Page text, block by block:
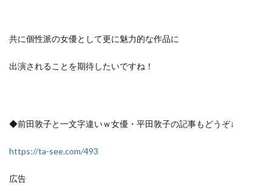
共に個性派の女優として更に魅力的な作品に
出演されることを期待したいですね！
◆前田敦子と一文字違いｗ女優・平田敦子の記事もどうぞ↓
https://ta-see.com/493
広告